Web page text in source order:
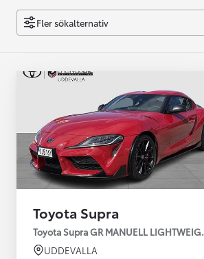
Easy Billån
GR Yaris
BENSIN
Fler sökalternativ
Toyota Supra
Toyota Supra GR MANUELL
UDDEVALLA